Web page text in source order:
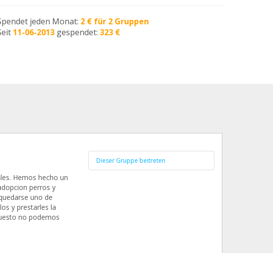
jeden Monat: 2 € für 2 Gruppen
11-06-2013 gespendet:323 €
Hemos hecho un
perros y
uno de
y prestarles la
no podemos
Dieser Gruppe beitreten